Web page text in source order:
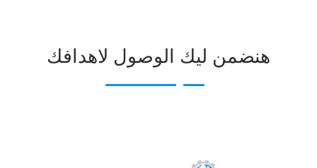
هنضمن ليك الوصول لاهدافك